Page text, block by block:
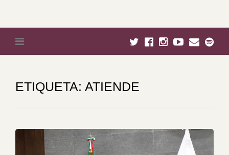
ETIQUETA: ATIENDE